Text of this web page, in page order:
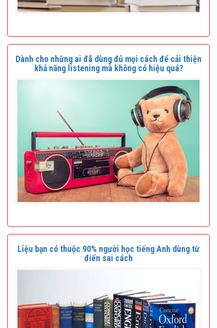
Dành cho những ai đã dùng đủ mọi cách để cải thiện
khả năng listening mà không có hiệu quá?
Liệu bạn có thuộc 90% người học tiếng Anh dùng từ
điển sai cách